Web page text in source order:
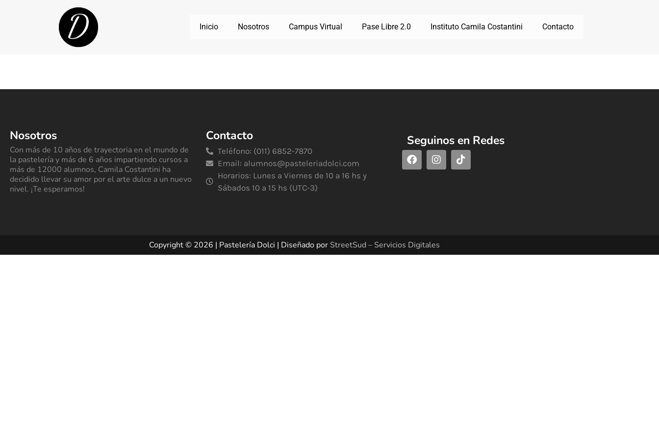
Inicio Nosotros Campus Virtual Pase Libre 2.0 Instituto Camila Costantini Contacto
Nosotros
Con más de 10 años de trayectoria en el mundo de
la pastelería y más de 6 años impartiendo cursos a
más de 12000 alumnos, Camila Costantini ha
decidido llevar su amor por el arte dulce a un nuevo
nivel. ¡Te esperamos!
Contacto
Teléfono: (011) 6852-7870
Email: alumnos@pasteleriadolci.com
Horarios: Lunes a Viernes de 10 a 16 hs y
Sábados 10 a 15 hs (UTC-3)
Seguinos en Redes
Copyright © 2026 | Pastelería Dolci | Diseñado por StreetSud – Servicios Digitales